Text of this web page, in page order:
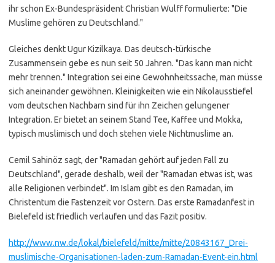
ihr schon Ex-Bundespräsident Christian Wulff formulierte: "Die
Muslime gehören zu Deutschland."
Gleiches denkt Ugur Kizilkaya. Das deutsch-türkische
Zusammensein gebe es nun seit 50 Jahren. "Das kann man nicht
mehr trennen." Integration sei eine Gewohnheitssache, man müsse
sich aneinander gewöhnen. Kleinigkeiten wie ein Nikolausstiefel
vom deutschen Nachbarn sind für ihn Zeichen gelungener
Integration. Er bietet an seinem Stand Tee, Kaffee und Mokka,
typisch muslimisch und doch stehen viele Nichtmuslime an.
Cemil Sahinöz sagt, der "Ramadan gehört auf jeden Fall zu
Deutschland", gerade deshalb, weil der "Ramadan etwas ist, was
alle Religionen verbindet". Im Islam gibt es den Ramadan, im
Christentum die Fastenzeit vor Ostern. Das erste Ramadanfest in
Bielefeld ist friedlich verlaufen und das Fazit positiv.
http://www.nw.de/lokal/bielefeld/mitte/mitte/20843167_Drei-
muslimische-Organisationen-laden-zum-Ramadan-Event-ein.html